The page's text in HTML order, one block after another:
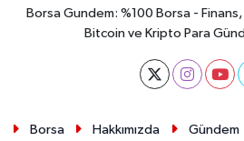
Borsa Gundem: %100 Borsa -
Bitcoin ve Kripto Para
Borsa Hakkımızda Gündem